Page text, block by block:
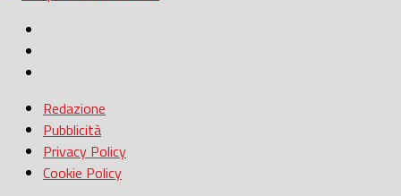
Redazione
Pubblicità
Privacy Policy
Cookie Policy